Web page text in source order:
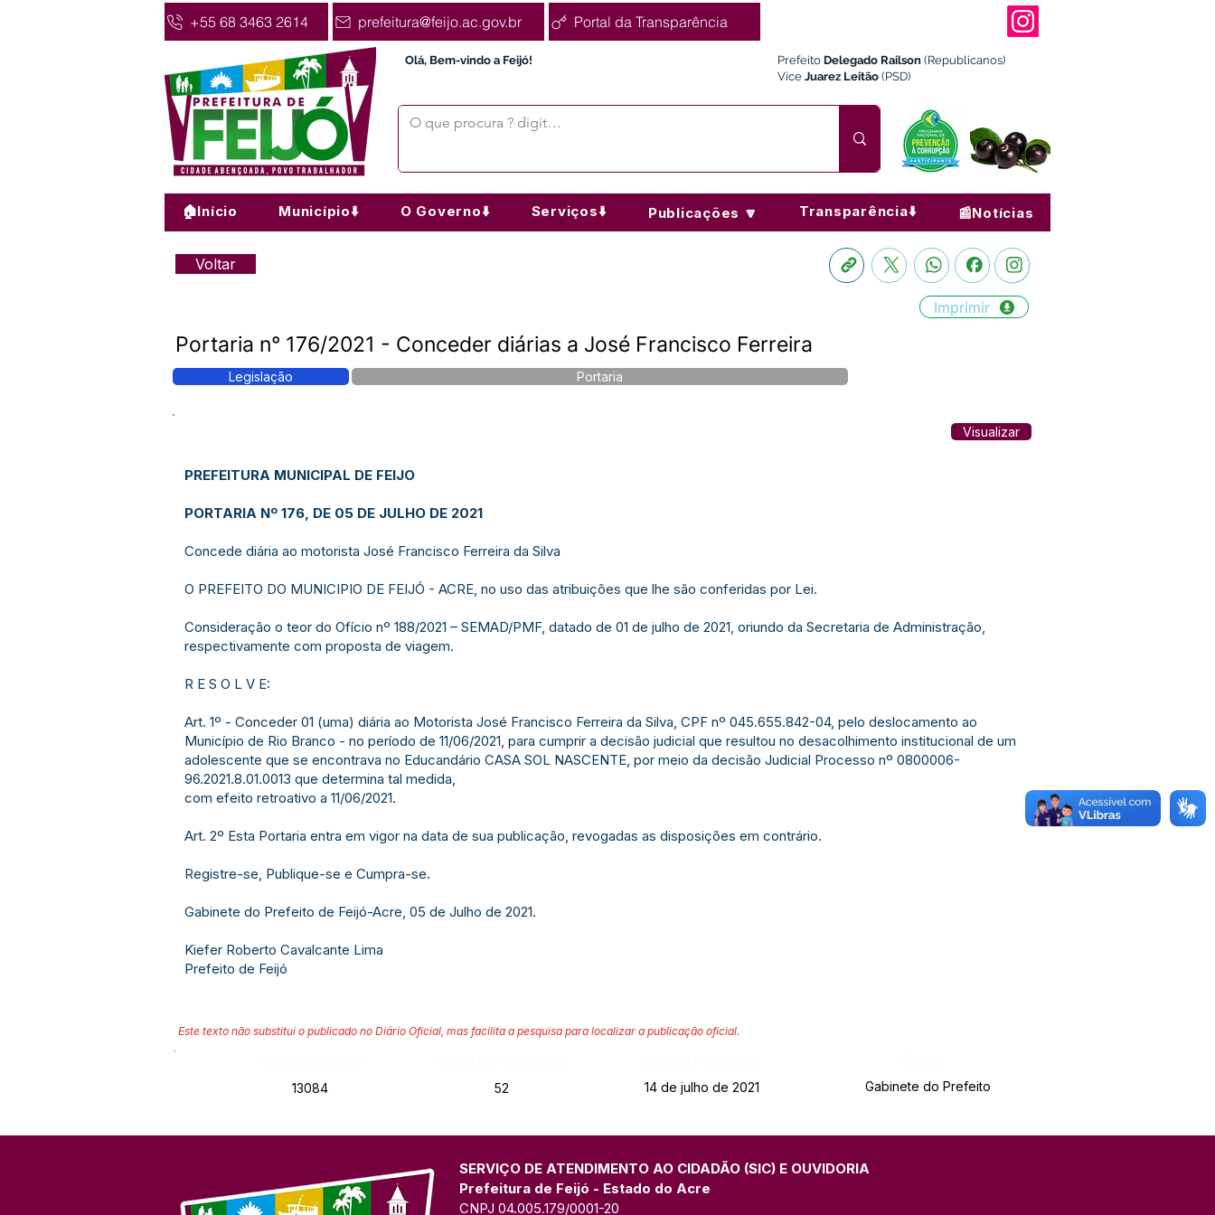
+55 68 3463 2614 prefeitura@feijo.ac.gov.br Portal da Transparência
Olá, Bem-vindo a Feijó! Prefeito Delegado Railson (Republicanos)
Vice Juarez Leitão (PSD)
🏠Início Município⬇️ O Governo⬇️ Serviços⬇️ Publicações 🔽 Transparência⬇️ 📰Notícias
Voltar
Imprimir
Portaria n° 176/2021 - Conceder diárias a José Francisco Ferreira
Legislação Portaria
Visualizar
PREFEITURA MUNICIPAL DE FEIJO
PORTARIA Nº 176, DE 05 DE JULHO DE 2021
Concede diária ao motorista José Francisco Ferreira da Silva
O PREFEITO DO MUNICIPIO DE FEIJÓ - ACRE, no uso das atribuições que lhe são conferidas por Lei.
Consideração o teor do Ofício nº 188/2021 – SEMAD/PMF, datado de 01 de julho de 2021, oriundo da Secretaria de Administração,
respectivamente com proposta de viagem.
R E S O L V E:
Art. 1º - Conceder 01 (uma) diária ao Motorista José Francisco Ferreira da Silva, CPF nº 045.655.842-04, pelo deslocamento ao
Município de Rio Branco - no período de 11/06/2021, para cumprir a decisão judicial que resultou no desacolhimento institucional de um
adolescente que se encontrava no Educandário CASA SOL NASCENTE, por meio da decisão Judicial Processo nº 0800006-
96.2021.8.01.0013 que determina tal medida,
com efeito retroativo a 11/06/2021.
Art. 2º Esta Portaria entra em vigor na data de sua publicação, revogadas as disposições em contrário.
Registre-se, Publique-se e Cumpra-se.
Gabinete do Prefeito de Feijó-Acre, 05 de Julho de 2021.
Kiefer Roberto Cavalcante Lima
Prefeito de Feijó
Este texto não substitui o publicado no Diário Oficial, mas facilita a pesquisa para localizar a publicação oficial.
13084
52 14 de julho de 2021 Gabinete do Prefeito
SERVIÇO DE ATENDIMENTO AO CIDADÃO (SIC) E OUVIDORIA
Prefeitura de Feijó - Estado do Acre
CNPJ 04.005.179/0001-20